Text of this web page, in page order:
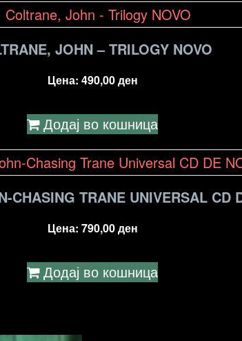
JOHN – TRILOGY NOVO
Цена: 490,00ден
Додај во кошница
CHASING TRANE UNIVERSAL CD
Цена: 790,00ден
Додај во кошница